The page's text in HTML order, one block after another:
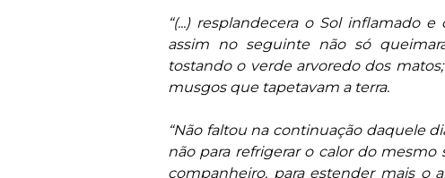
“(...) resplandecera o Sol inflamado
assim no seguinte não só
tostando o verde arvoredo dos
musgos que tapetavam a terra.
“Não faltou na continuação daquele
não para refrigerar o calor do
companheiro, para estender mais o